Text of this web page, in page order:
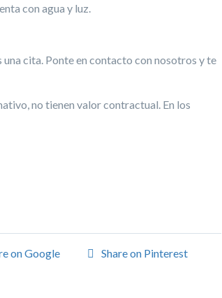
con agua y luz.
cita. Ponte en contacto con nosotros y te
no tienen valor contractual. En los
on Google Share on Pinterest